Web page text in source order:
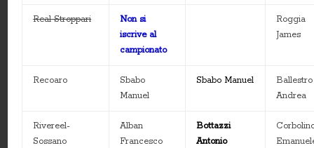
Real Stroppari
Non si
iscrive al
campionato
Roggia
James
Recoaro
Sbabo
Manuel
Sbabo Manuel
Ballestro
Andrea
Rivereel-
Sossano
Alban
Francesco
Bottazzi
Antonio